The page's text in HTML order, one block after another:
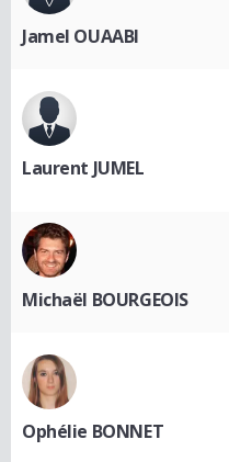
Jamel OUAABI
Laurent JUMEL
Michaël BOURGEOIS
Ophélie BONNET